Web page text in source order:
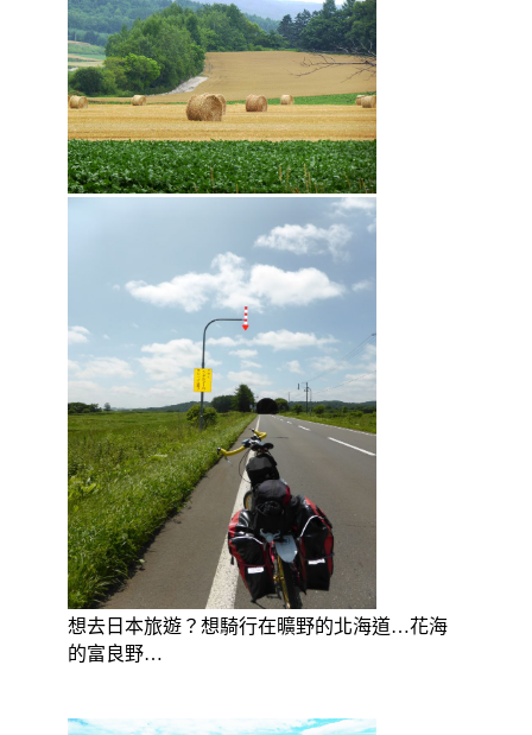
想去日本旅遊？想騎行在曠野的北海道…花海
的富良野…